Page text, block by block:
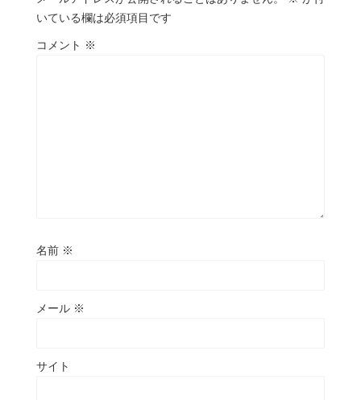
いている欄は必須項目です
コメント ※
名前 ※
メール ※
サイト